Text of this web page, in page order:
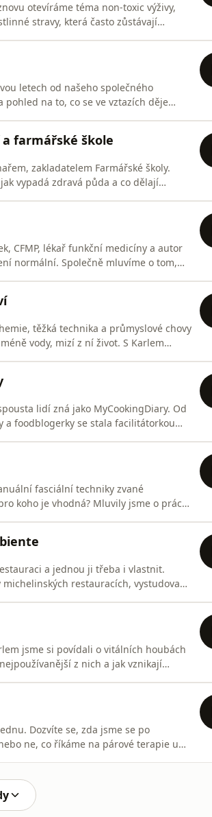
otevíráme téma non-toxic výživy,
stravy, která často zůstávají
letech od našeho společného
pohled na to, co se ve vztazích děje
farmářské škole
zakladatelem Farmářské školy.
vypadá zdravá půda a co dělají
vodu i klima a zda může ekologické
CFMP, lékař funkční medicíny a autor
normální. Společně mluvíme o tom,
těžká technika a průmyslové chovy
vody, mizí z ní život. S Karlem
nejsou problémem, ale řešením. O
lidí zná jako MyCookingDiary. Od
a foodblogerky se stala facilitátorkou
fasciální techniky zvané
koho je vhodná? Mluvily jsme o práci
a jednou ji třeba i vlastnit.
restauracích, vystudovaná
jsme si povídali o vitálních houbách
z nich a jak vznikají
Dozvíte se, zda jsme se po
ne, co říkáme na párové terapie u